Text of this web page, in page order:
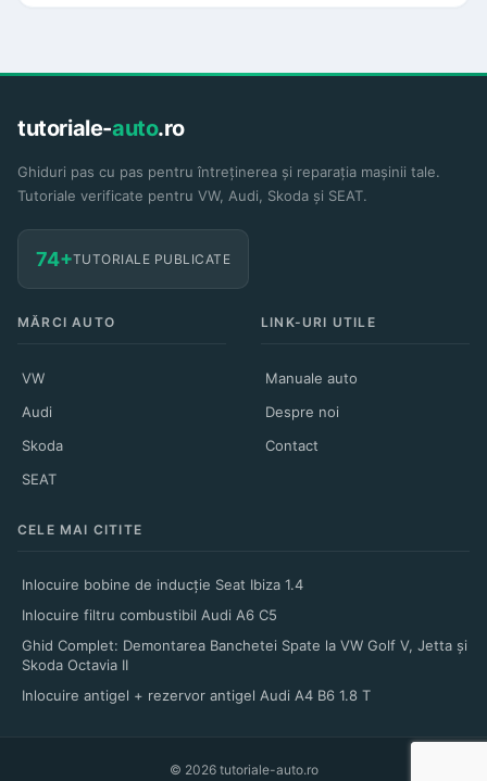
tutoriale-auto.ro
Ghiduri pas cu pas pentru întreținerea și reparația mașinii tale.
Tutoriale verificate pentru VW, Audi, Skoda și SEAT.
74+TUTORIALE PUBLICATE
MĂRCI AUTO
VW
Audi
Skoda
SEAT
LINK-URI UTILE
Manuale auto
Despre noi
Contact
CELE MAI CITITE
Inlocuire bobine de inducție Seat Ibiza 1.4
Inlocuire filtru combustibil Audi A6 C5
Ghid Complet: Demontarea Banchetei Spate la VW Golf V, Jetta și
Skoda Octavia II
Inlocuire antigel + rezervor antigel Audi A4 B6 1.8 T
© 2026 tutoriale-auto.ro